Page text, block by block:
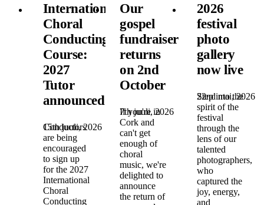
International
Choral
Conducting
Course:
2027
Tutor
announced!
15th juuli, 2026
Conductors
are being
encouraged
to sign up
for the 2027
International
Choral
Conducting
Our
gospel
fundraiser
returns
on 2nd
October
7th juuli, 2026
If you're in
Cork and
can't get
enough of
choral
music, we're
delighted to
announce
the return of
2026
festival
photo
gallery
now live
22nd mai, 2026
Step into the
spirit of the
festival
through the
lens of our
talented
photographers,
who
captured the
joy, energy,
and